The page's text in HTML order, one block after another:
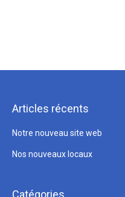
Articles récents
Notre nouveau site web
Nos nouveaux locaux
Catégories